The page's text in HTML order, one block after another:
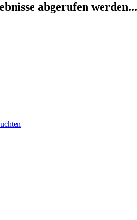
abgerufen werden...